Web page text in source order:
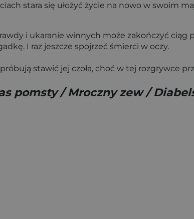
stara się ułożyć życie na nowo w swoim
i ukaranie winnych może zakończyć ciąg
I raz jeszcze spojrzeć śmierci w oczy.
stawić jej czoła, choć w tej rozgrywce
pomsty / Mroczny zew /